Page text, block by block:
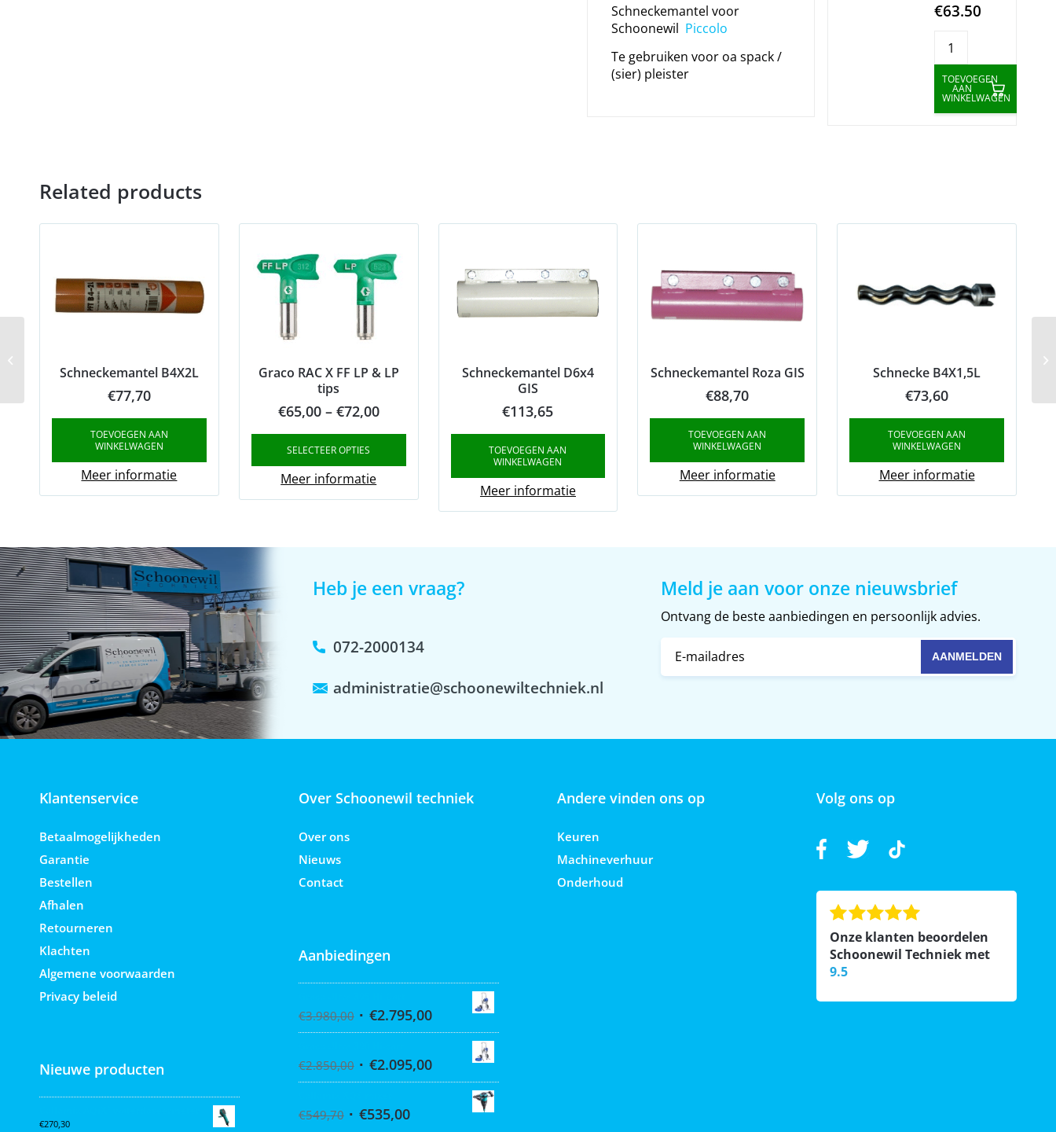
Schneckemantel voor
Schoonewil Piccolo
Te gebruiken voor oa spack /
(sier) pleister
€63.50
TOEVOEGEN
AAN
WINKELWAGEN
Related products
Schneckemantel B4X2L
€77,70
TOEVOEGEN AAN
WINKELWAGEN
Meer informatie
Graco RAC X FF LP & LP
tips
€65,00 – €72,00Price
range:
€72,00
SELECTEER OPTIES
Meer informatie
Schneckemantel D6x4
GIS
€113,65
TOEVOEGEN AAN
WINKELWAGEN
Meer informatie
Schneckemantel Roza GIS
€88,70
TOEVOEGEN AAN
WINKELWAGEN
Meer informatie
Schnecke B4X1,5L
€73,60
TOEVOEGEN AAN
WINKELWAGEN
Meer informatie
Heb je een vraag?
072-2000134
administratie@schoonewiltechniek.nl
Meld je aan voor onze nieuwsbrief
Ontvang de beste aanbiedingen en persoonlijk advies.
Klantenservice
Betaalmogelijkheden
Garantie
Bestellen
Afhalen
Retourneren
Klachten
Algemene voorwaarden
Privacy beleid
Nieuwe producten
€270,30
Over Schoonewil techniek
Over ons
Nieuws
Contact
Aanbiedingen
€3.980,00 €2.795,00
€2.850,00 €2.095,00
€549,70 €535,00
Andere vinden ons op
Keuren
Machineverhuur
Onderhoud
Volg ons op
Onze klanten beoordelen
Schoonewil Techniek met
9.5